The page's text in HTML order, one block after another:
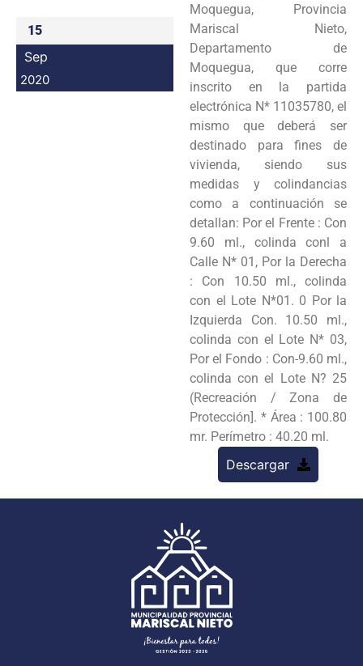
15
Sep
2020
Moquegua, Provincia
Mariscal Nieto,
Departamento de
Moquegua, que corre
inscrito en la partida
electrónica N* 11035780, el
mismo que deberá ser
destinado para fines de
vivienda, siendo sus
medidas y colindancias
como a continuación se
detallan: Por el Frente : Con
9.60 ml., colinda conl a
Calle N* 01, Por la Derecha
: Con 10.50 ml., colinda
con el Lote N*01. 0 Por la
Izquierda Con. 10.50 ml.,
colinda con el Lote N* 03,
Por el Fondo : Con-9.60 ml.,
colinda con el Lote N? 25
(Recreación / Zona de
Protección]. * Área : 100.80
mr. Perímetro : 40.20 ml.
Descargar